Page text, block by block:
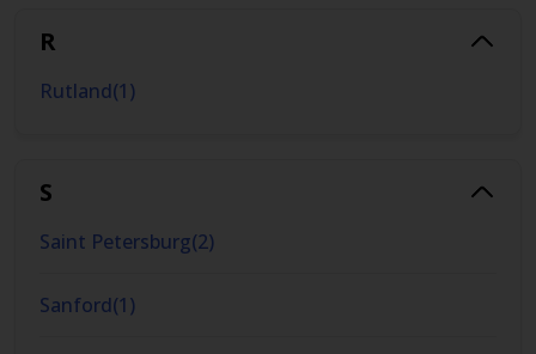
R
Rutland(1)
S
Saint Petersburg(2)
Sanford(1)